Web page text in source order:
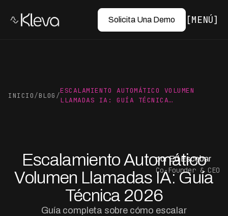
Solicita Una Demo MENÚ
INICIO/BLOG /
ESCALAMIENTO AUTOMÁTICO VOLUMEN
LLAMADAS IA: GUÍA TÉCNICA…
Escalamiento Automático
Volumen Llamadas IA: Guía
Técnica 2026
Guía completa sobre cómo escalar
por Ed Escobar
Co-Founder & CEO